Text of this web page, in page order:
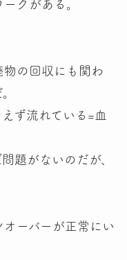
クがある。
の回収にも関わ
ず流れている=血
題がないのだが、
ーバーが正常にい